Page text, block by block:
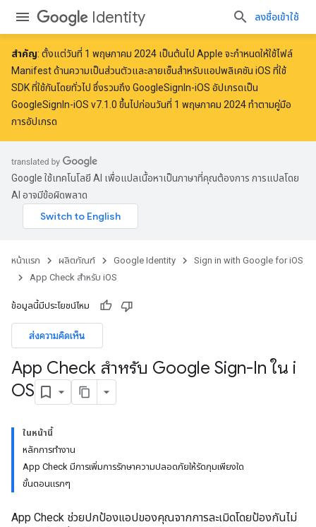
Identity ลงชื่อเข้าใช้
สำคัญ: ตั้งแต่วันที่ 1 พฤษภาคม 2024 เป็นต้นไป Apple จะกำหนดให้ใช้ไฟล์
Manifest ด้านความเป็นส่วนตัวและลายเซ็นสำหรับแอปพลิเคชัน iOS ที่ใช้
SDK ที่ใช้กันโดยทั่วไป ซึ่งรวมถึง GoogleSignIn-iOS อัปเกรดเป็น
GoogleSignIn-iOS v7.1.0 ขึ้นไปก่อนวันที่ 1 พฤษภาคม 2024 ทำตามคู่มือ
การอัปเกรด
Google ใช้เทคโนโลยี AI เพื่อแปลเนื้อหาเป็นภาษาที่คุณต้องการ การแปลโดย
AI อาจมีข้อผิดพลาด
หน้าแรก ผลิตภัณฑ์ Google Identity
Sign in with Google for iOS
App Check สำหรับ iOS
ข้อมูลนี้มีประโยชน์ไหม
ส่งความคิดเห็น
App Check สำหรับ Google Sign-In ใน i
OS
ในหน้านี้
หลักการทำงาน
App Check มีการเพิ่มการรักษาความปลอดภัยให้รัดกุมเพียงใด
ขั้นตอนแรกๆ
App Check ช่วยปกป้องแอปของคุณจากการละเมิดโดยป้องกันไม่